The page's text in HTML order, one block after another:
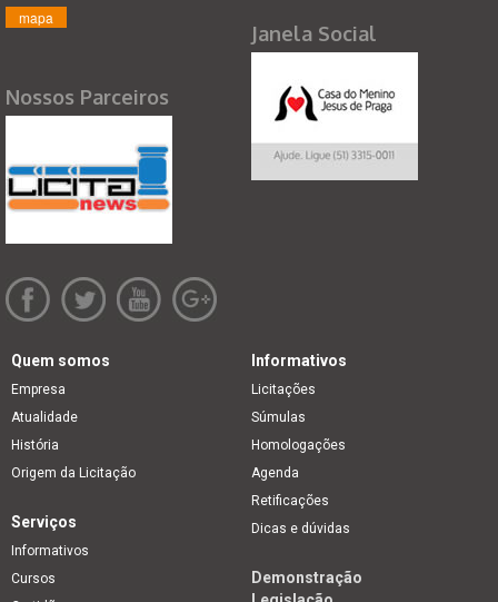
mapa
Nossos Parceiros
Janela Social
Quem somos
Empresa
Atualidade
História
Origem da Licitação
Informativos
Licitações
Súmulas
Homologações
Agenda
Retificações
Dicas e dúvidas
Serviços
Informativos
Cursos
Demonstração